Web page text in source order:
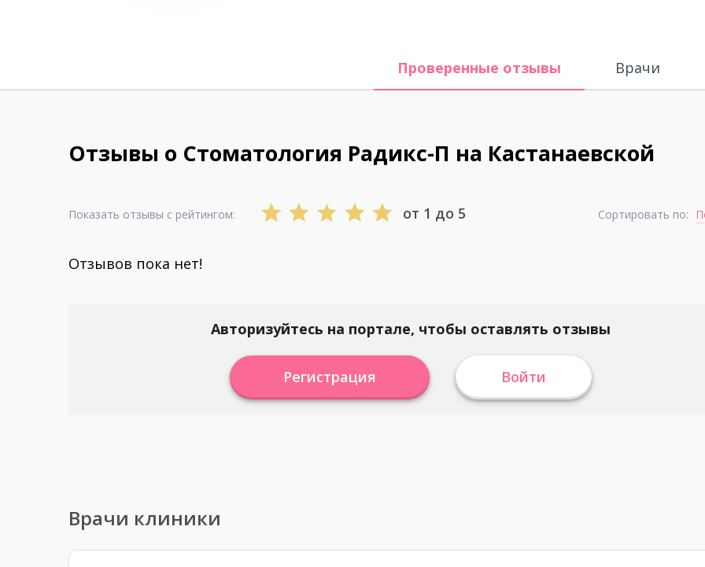
Проверенные отзывы Врачи
Отзывы о Стоматология Радикс-П на Кастанаевской
Показать отзывы с рейтингом: от 1 до 5 Сортировать по:
Отзывов пока нет!
Авторизуйтесь на портале, чтобы оставлять отзывы
Регистрация Войти
Врачи клиники